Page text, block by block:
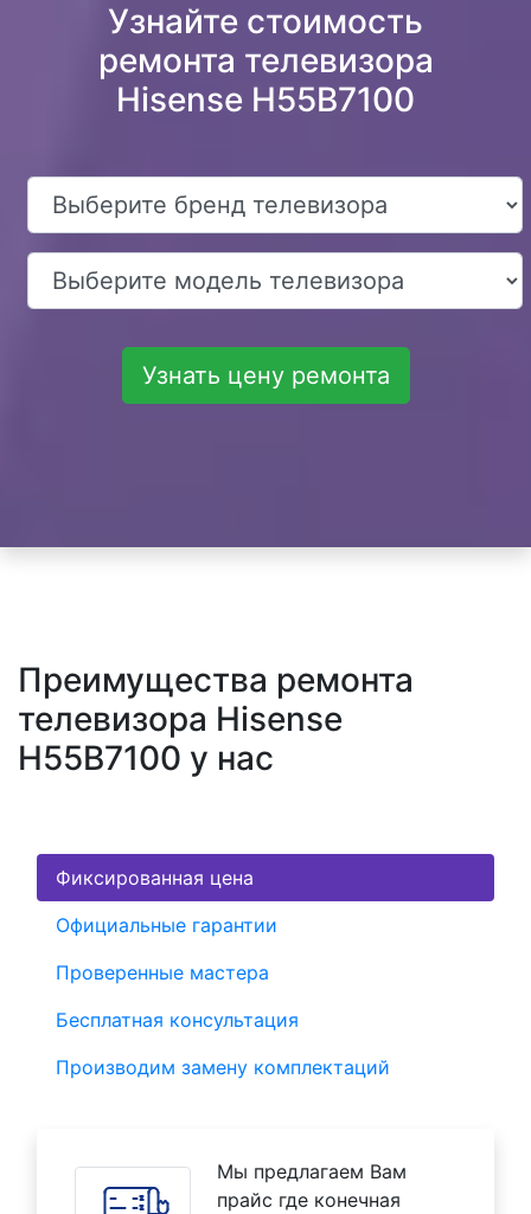
Узнайте стоимость
ремонта телевизора
Hisense H55B7100
Узнать цену ремонта
Преимущества ремонта
телевизора Hisense
H55B7100 у нас
Фиксированная цена
Официальные гарантии
Проверенные мастера
Бесплатная консультация
Производим замену комплектаций
Мы предлагаем Вам
прайс где конечная